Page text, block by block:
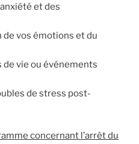
et des
de vos émotions et du
vie ou événements
de stress post-
concernant l’arrêt du